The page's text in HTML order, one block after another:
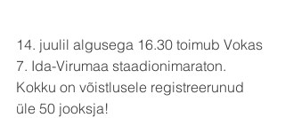
14. juulil algusega 16.30 toimub Vokas
7. Ida-Virumaa staadionimaraton.
Kokku on võistlusele registreerunud
üle 50 jooksja!